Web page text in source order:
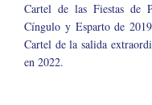
Cartel de las Fiestas de
Cíngulo y Esparto de
Cartel de la salida
en 2022.